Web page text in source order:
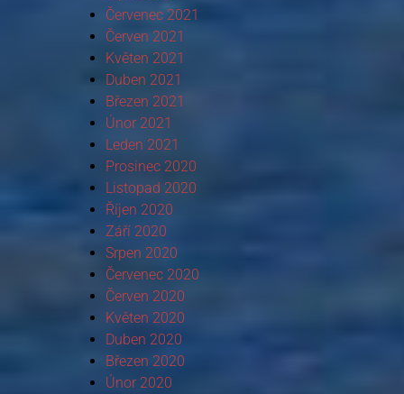
Červenec 2021
Červen 2021
Květen 2021
Duben 2021
Březen 2021
Únor 2021
Leden 2021
Prosinec 2020
Listopad 2020
Říjen 2020
Září 2020
Srpen 2020
Červenec 2020
Červen 2020
Květen 2020
Duben 2020
Březen 2020
Únor 2020